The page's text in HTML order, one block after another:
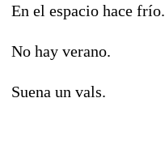
En el espacio hace frío.
No hay verano.
Suena un vals.